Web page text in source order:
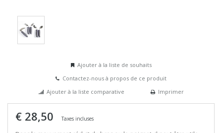
Ajouter à la liste de souhaits
Contactez-nous à propos de ce produit
Ajouter à la liste comparative
Imprimer
€ 28,50 Taxes incluses